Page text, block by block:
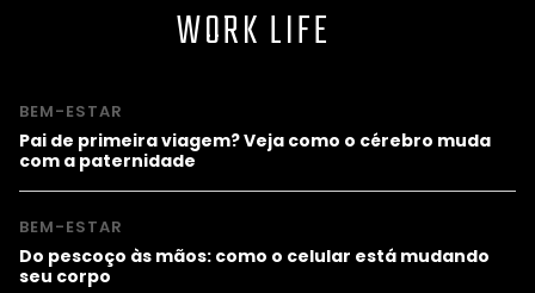
WORK LIFE
BEM-ESTAR
Pai de primeira viagem? Veja como o cérebro muda
com a paternidade
BEM-ESTAR
Do pescoço às mãos: como o celular está mudando
seu corpo